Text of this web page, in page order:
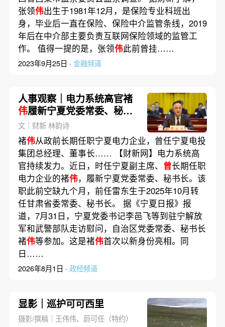
张领伟出生于1981年12月，是保险专业科班出
身，毕业后一直在保险、保险中介监管条线，2019
年后在中介部主要负责互联网保险领域的监管工
作。 值得一提的是，张领伟此前曾挂……
2023年9月25日 · 金融频道
人事观察｜电力系统高官褚
伟履新宁夏党委常委、秘书
长
文｜财新 林韵诗
褚伟从政前长期任职宁夏电力企业，曾任宁夏电投
集团总经理、董事长…… 【财新网】电力系统高
官持续发力。近日，时任宁夏副主席、 曾长期任职
电力企业的褚伟，履新宁夏党委常委、秘书长。该
职此前空缺九个月，前任雷东生于2025年10月转
任甘肃省委常委、秘书长。 据《宁夏日报》报
道，7月31日，宁夏党委书记李邑飞等到驻宁解放
军和武警部队走访慰问，自治区党委常委、秘书长
褚伟等参加。这是褚伟首次以新身份亮相。同
日……
2026年8月1日 · 政经频道
显影｜巡护可可西里
摄影/撰稿｜王伟伟、蔚可任（特约）